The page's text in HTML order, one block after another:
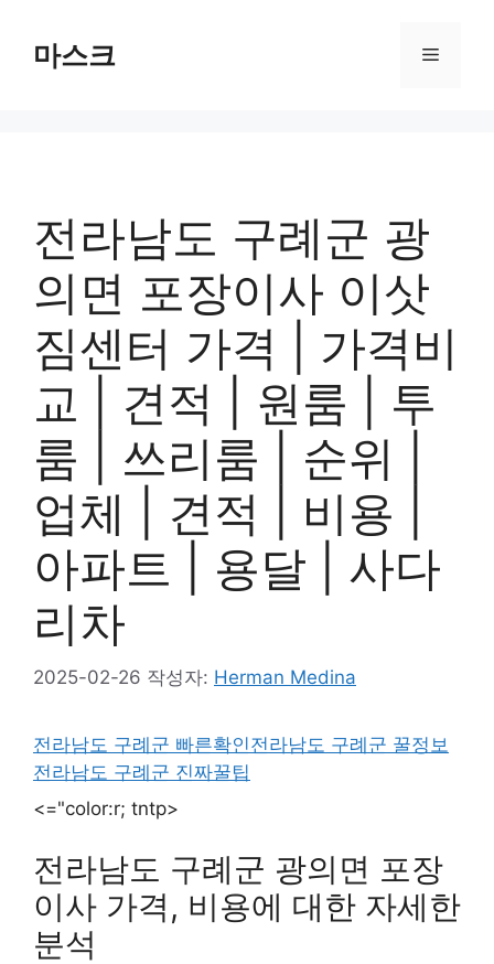
마스크 메
전라남도 구례군 광
의면 포장이사 이삿
짐센터 가격 | 가격비
교 | 견적 | 원룸 | 투
룸 | 쓰리룸 | 순위 |
업체 | 견적 | 비용 |
아파트 | 용달 | 사다
리차
2025-02-26 작성자: Herman Medina
전라남도 구례군 빠른확인전라남도 구례군 꿀정보
전라남도 구례군 진짜꿀팁
<="color:r; tntp>
전라남도 구례군 광의면 포장
이사 가격, 비용에 대한 자세한
분석